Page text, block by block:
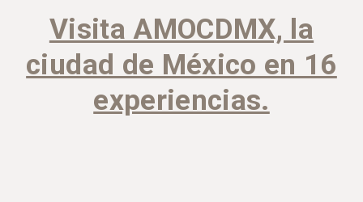
Visita AMOCDMX, la
ciudad de México en 16
experiencias.